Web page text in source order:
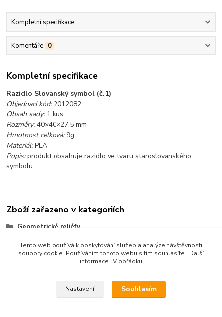
Kompletní specifikace
Komentáře 0
Kompletní specifikace
Razidlo Slovanský symbol (č.1)
Objednací kód:2012082
Obsah sady:1 kus
Rozměry:40×40×27,5 mm
Hmotnost celková:9g
Materiál:PLA
Popis:produkt obsahuje razidlo ve tvaru staroslovanského
symbolu.
Zboží zařazeno v kategoriích
Geometrické reliéfy
Symbolika, mandaly
Produkty do 100 Kč
Tento web používá k poskytování služeb a analýze návštěvnosti
soubory cookie. Používáním tohoto webu s tím souhlasíte.| Další
informace | V pořádku
Nastavení Souhlasím